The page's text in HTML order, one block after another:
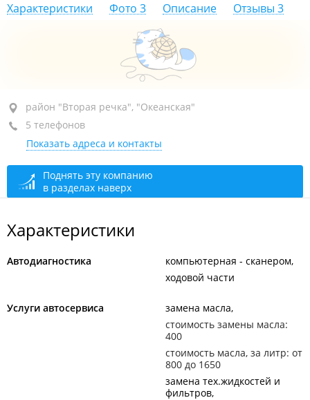
Характеристики Фото 3 Описание Отзывы 3
район "Вторая речка", ул. Бородинская, 14 стр. 7
(Автомагазин и СТО)
+7 914 703-03-55
+7 (423) 273-03-55
закрыто, откроется в 09:00
район "Вторая речка", "Океанская"
5 телефонов
Показать адреса и контакты
Поднять эту компанию
в разделах наверх
Характеристики
Автодиагностика
компьютерная - сканером
ходовой части
Услуги автосервиса
замена масла
стоимость замены масла:
400
стоимость масла, за литр: от
800 до 1650
замена тех.жидкостей и
фильтров